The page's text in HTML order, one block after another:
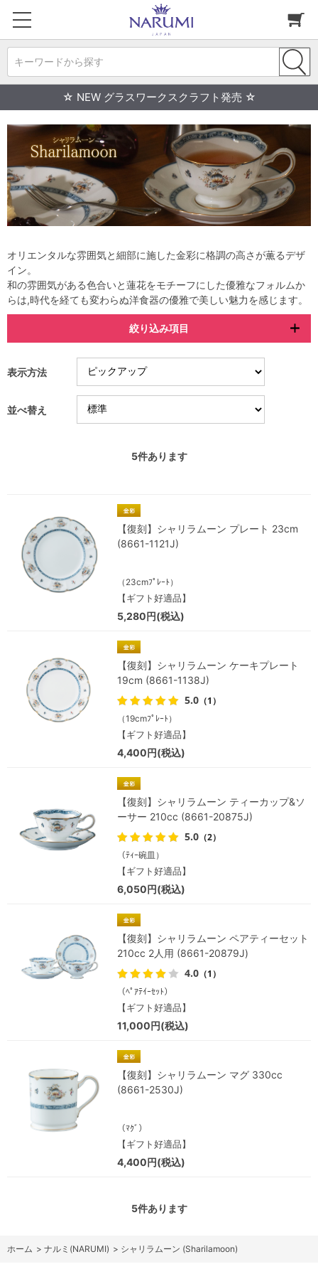
キーワードから探す
☆ NEW グラスワークスクラフト発売 ☆
オリエンタルな雰囲気と細部に施した金彩に格調の高さが薫るデザ
イン。
和の雰囲気がある色合いと蓮花をモチーフにした優雅なフォルムか
らは,時代を経ても変わらぬ洋食器の優雅で美しい魅力を感じます。
絞り込み項目
表示方法
並べ替え
5件あります
【復刻】シャリラムーン プレート 23cm
(8661-1121J)
（23cmﾌﾟﾚｰﾄ）
【ギフト好適品】
5,280円(税込)
【復刻】シャリラムーン ケーキプレート
19cm (8661-1138J)
5.0 （1）
（19cmﾌﾟﾚｰﾄ）
【ギフト好適品】
4,400円(税込)
【復刻】シャリラムーン ティーカップ&ソ
ーサー 210cc (8661-20875J)
5.0 （2）
（ﾃｨｰ碗皿）
【ギフト好適品】
6,050円(税込)
【復刻】シャリラムーン ペアティーセット
210cc 2人用 (8661-20879J)
4.0 （1）
（ﾍﾟｱﾃｲｰｾｯﾄ）
【ギフト好適品】
11,000円(税込)
【復刻】シャリラムーン マグ 330cc
(8661-2530J)
（ﾏｸﾞ）
【ギフト好適品】
4,400円(税込)
5件あります
ホーム > ナルミ(NARUMI) > シャリラムーン (Sharilamoon)